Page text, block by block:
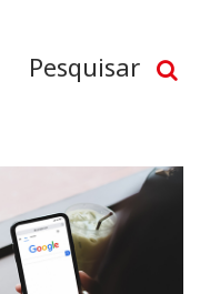
Pesquisar